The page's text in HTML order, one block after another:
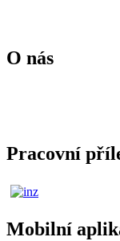
O nás
Pracovní
Mobilní